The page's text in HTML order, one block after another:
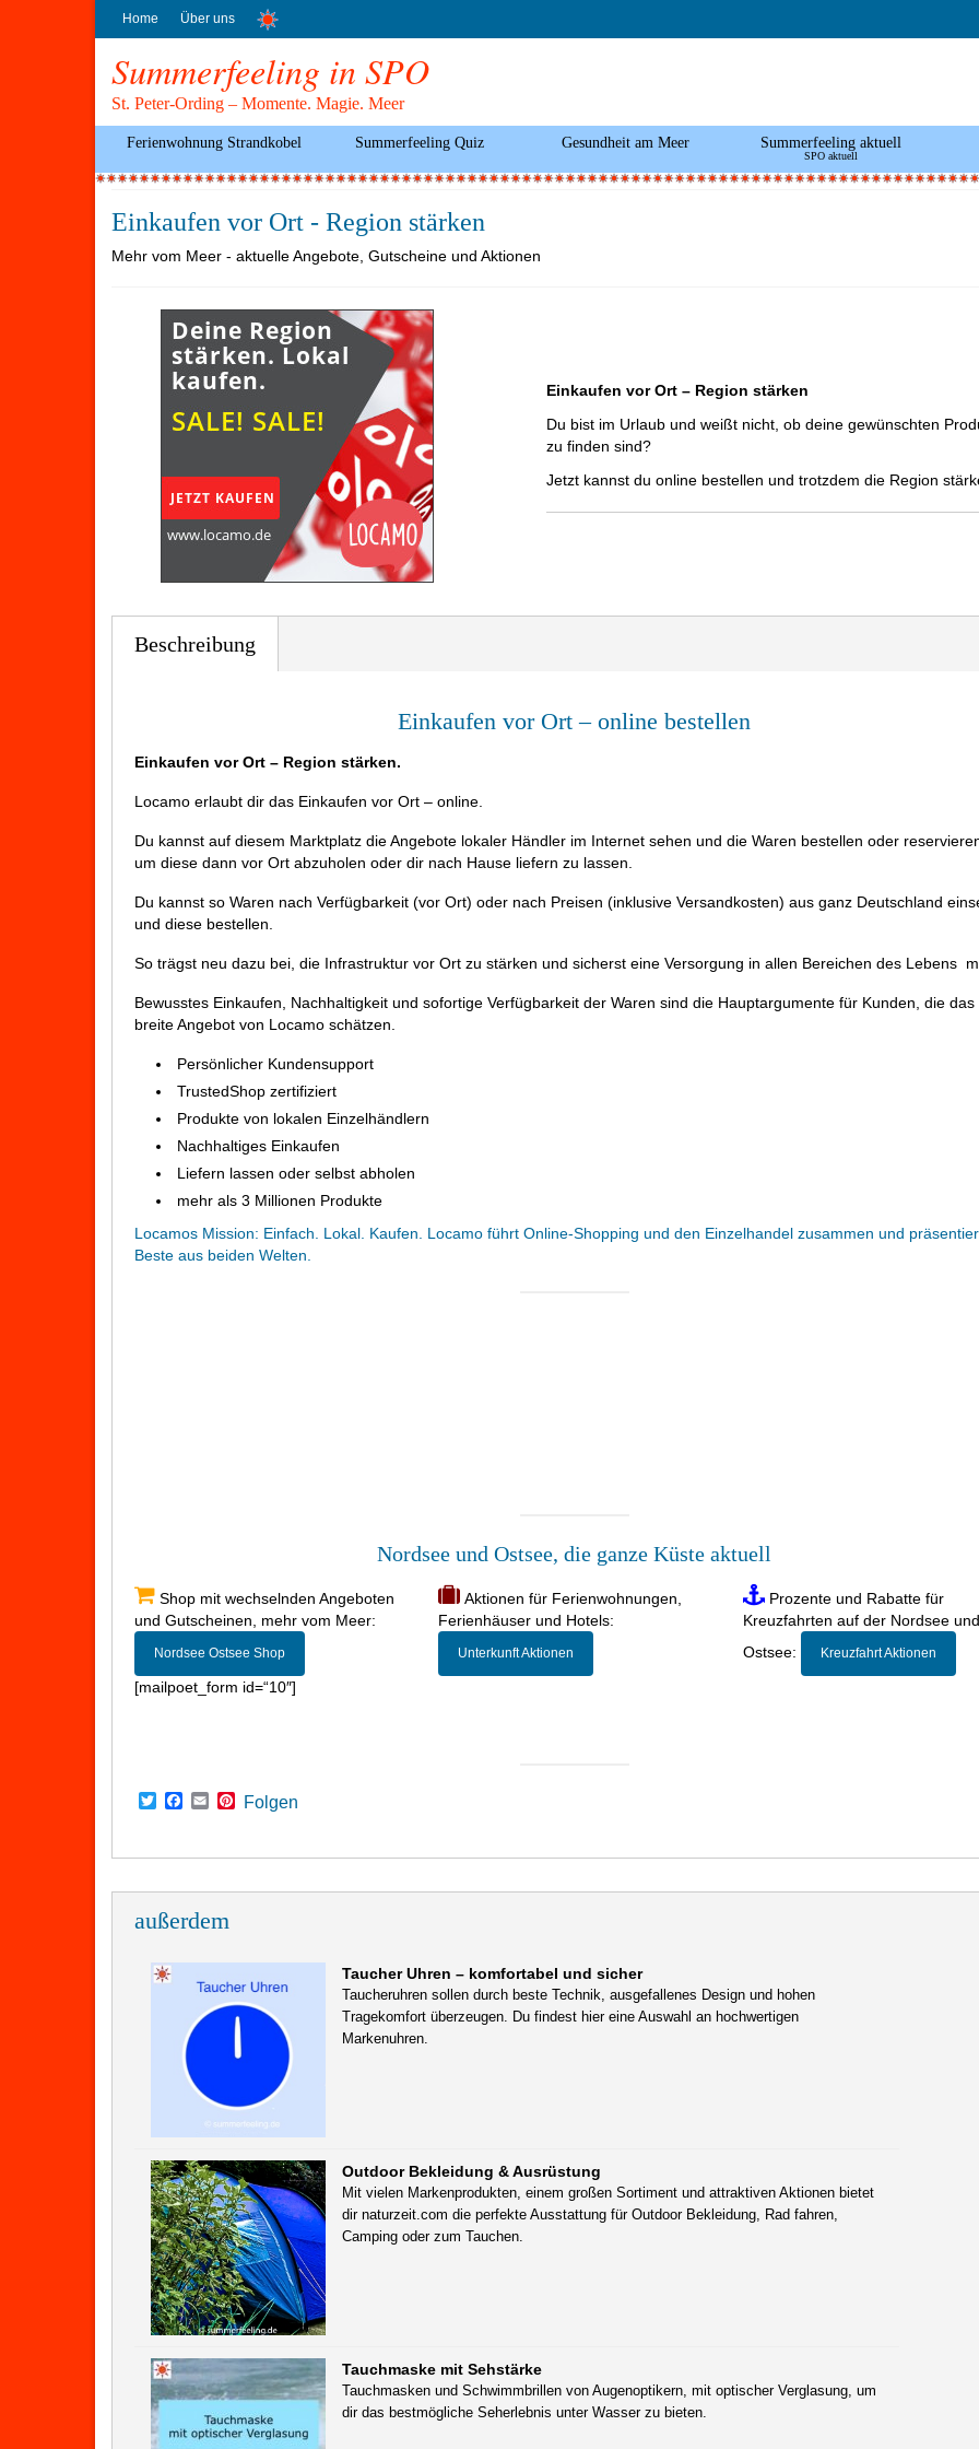
Home Über uns
Summerfeeling in SPO
St. Peter-Ording – Momente. Magie. Meer
Ferienwohnung Strandkobel Summerfeeling Quiz Gesundheit am Meer Summerfeeling aktuell
SPO aktuell
Einkaufen vor Ort - Region stärken
Mehr vom Meer - aktuelle Angebote, Gutscheine und Aktionen
Einkaufen vor Ort – Region stärken
Du bist im Urlaub und weißt nicht, ob deine gewünschten
zu finden sind?
Jetzt kannst du online bestellen und trotzdem die Region
Beschreibung
Einkaufen vor Ort – online bestellen
Einkaufen vor Ort – Region stärken.
Locamo erlaubt dir das Einkaufen vor Ort – online.
Du kannst auf diesem Marktplatz die Angebote lokaler Händler im Internet sehen und die Waren bestellen oder
um diese dann vor Ort abzuholen oder dir nach Hause liefern zu lassen.
Du kannst so Waren nach Verfügbarkeit (vor Ort) oder nach Preisen (inklusive Versandkosten) aus ganz Deutschland
und diese bestellen.
So trägst neu dazu bei, die Infrastruktur vor Ort zu stärken und sicherst eine Versorgung in allen Bereichen des Lebens
Bewusstes Einkaufen, Nachhaltigkeit und sofortige Verfügbarkeit der Waren sind die Hauptargumente für Kunden, die das
breite Angebot von Locamo schätzen.
Persönlicher Kundensupport
TrustedShop zertifiziert
Produkte von lokalen Einzelhändlern
Nachhaltiges Einkaufen
Liefern lassen oder selbst abholen
mehr als 3 Millionen Produkte
Locamos Mission: Einfach. Lokal. Kaufen. Locamo führt Online-Shopping und den Einzelhandel zusammen und
Beste aus beiden Welten.
Nordsee und Ostsee, die ganze Küste aktuell
Shop mit wechselnden Angeboten
und Gutscheinen, mehr vom Meer:
Nordsee Ostsee Shop
Aktionen für Ferienwohnungen,
Ferienhäuser und Hotels:
Unterkunft Aktionen
Prozente und Rabatte für
Kreuzfahrten auf der Nordsee
Ostsee:
Kreuzfahrt Aktionen
[mailpoet_form id=“10″]
TwitterFacebook
EmailPinterest
Folgen
außerdem
Taucher Uhren – komfortabel und sicher
Taucheruhren sollen durch beste Technik, ausgefallenes Design und hohen
Tragekomfort überzeugen. Du findest hier eine Auswahl an hochwertigen
Markenuhren.
Outdoor Bekleidung & Ausrüstung
Mit vielen Markenprodukten, einem großen Sortiment und attraktiven Aktionen bietet
dir naturzeit.com die perfekte Ausstattung für Outdoor Bekleidung, Rad fahren,
Camping oder zum Tauchen.
Tauchmaske mit Sehstärke
Tauchmasken und Schwimmbrillen von Augenoptikern, mit optischer Verglasung, um
dir das bestmögliche Seherlebnis unter Wasser zu bieten.